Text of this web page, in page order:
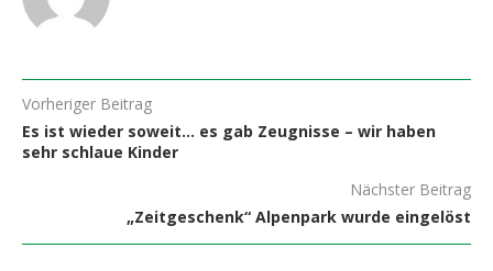
Vorheriger Beitrag
Es ist wieder soweit… es gab Zeugnisse – wir haben
sehr schlaue Kinder
Nächster Beitrag
„Zeitgeschenk“ Alpenpark wurde eingelöst